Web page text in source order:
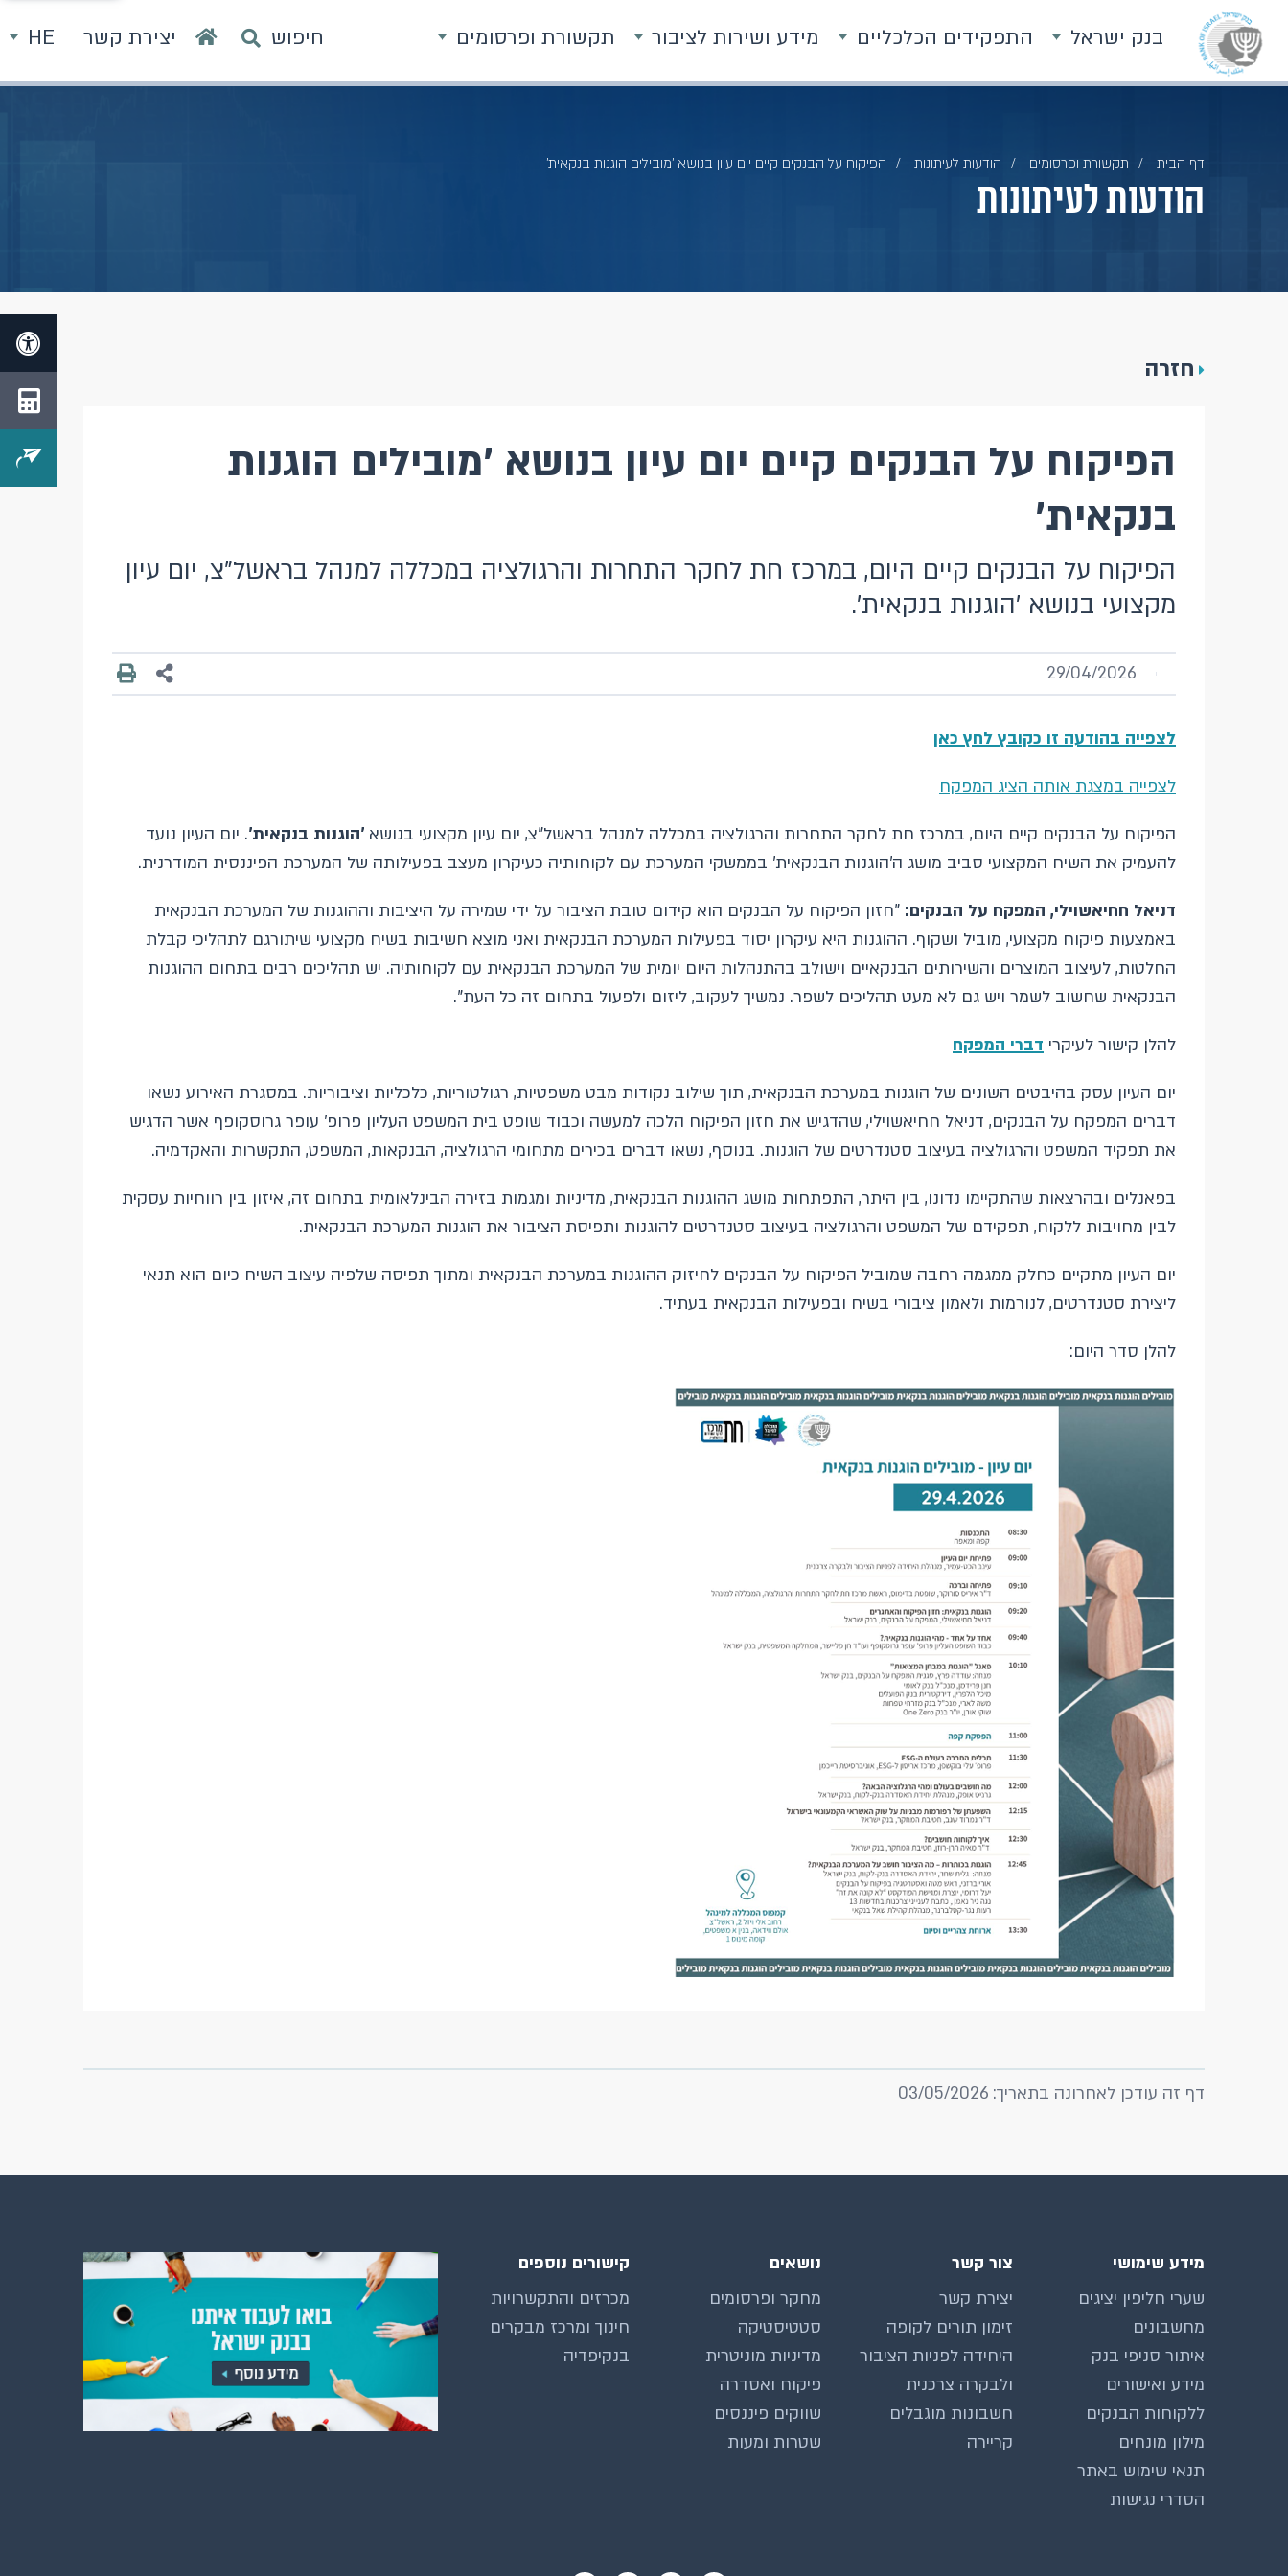
בנק ישראל התפקידים הכלכליים מידע ושירות לציבור תקשורת ופרסומים חיפוש יצירת קשר HE
דף הבית תקשורת ופרסומים הודעות לעיתונות הפיקוח על הבנקים קיים יום עיון בנושא 'מובילים הוגנות בנקאית'
הודעות לעיתונות
חזרה
הפיקוח על הבנקים קיים יום עיון בנושא 'מובילים הוגנות
בנקאית'
הפיקוח על הבנקים קיים היום, במרכז חת לחקר התחרות והרגולציה במכללה למנהל בראשל"צ, יום עיון
מקצועי בנושא 'הוגנות בנקאית'.
29/04/2026
לצפייה בהודעה זו כקובץ לחץ כאן
לצפייה במצגת אותה הציג המפקח
הפיקוח על הבנקים קיים היום, במרכז חת לחקר התחרות והרגולציה במכללה למנהל בראשל"צ, יום עיון מקצועי בנושא 'הוגנות בנקאית'. יום העיון נועד
להעמיק את השיח המקצועי סביב מושג ה'הוגנות הבנקאית' בממשקי המערכת עם לקוחותיה כעיקרון מעצב בפעילותה של המערכת הפיננסית המודרנית.
דניאל חחיאשוילי, המפקח על הבנקים: "חזון הפיקוח על הבנקים הוא קידום טובת הציבור על ידי שמירה על היציבות וההוגנות של המערכת הבנקאית
באמצעות פיקוח מקצועי, מוביל ושקוף. ההוגנות היא עיקרון יסוד בפעילות המערכת הבנקאית ואני מוצא חשיבות בשיח מקצועי שיתורגם לתהליכי קבלת
החלטות, לעיצוב המוצרים והשירותים הבנקאיים וישולב בהתנהלות היום יומית של המערכת הבנקאית עם לקוחותיה. יש תהליכים רבים בתחום ההוגנות
הבנקאית שחשוב לשמר ויש גם לא מעט תהליכים לשפר. נמשיך לעקוב, ליזום ולפעול בתחום זה כל העת".
להלן קישור לעיקרי דברי המפקח
יום העיון עסק בהיבטים השונים של הוגנות במערכת הבנקאית, תוך שילוב נקודות מבט משפטיות, רגולטוריות, כלכליות וציבוריות. במסגרת האירוע נשאו
דברים המפקח על הבנקים, דניאל חחיאשוילי, שהדגיש את חזון הפיקוח הלכה למעשה וכבוד שופט בית המשפט העליון פרופ' עופר גרוסקופף אשר הדגיש
את תפקיד המשפט והרגולציה בעיצוב סטנדרטים של הוגנות. בנוסף, נשאו דברים בכירים מתחומי הרגולציה, הבנקאות, המשפט, התקשרות והאקדמיה.
בפאנלים ובהרצאות שהתקיימו נדונו, בין היתר, התפתחות מושג ההוגנות הבנקאית, מדיניות ומגמות בזירה הבינלאומית בתחום זה, איזון בין רווחיות עסקית
לבין מחויבות ללקוח, תפקידם של המשפט והרגולציה בעיצוב סטנדרטים להוגנות ותפיסת הציבור את הוגנות המערכת הבנקאית.
יום העיון מתקיים כחלק ממגמה רחבה שמוביל הפיקוח על הבנקים לחיזוק ההוגנות במערכת הבנקאית ומתוך תפיסה שלפיה עיצוב השיח כיום הוא תנאי
ליצירת סטנדרטים, לנורמות ולאמון ציבורי בשיח ובפעילות הבנקאית בעתיד.
להלן סדר היום:
דף זה עודכן לאחרונה בתאריך: 03/05/2026
מידע שימושי
שערי חליפין יציגים
מחשבונים
איתור סניפי בנק
מידע ואישורים
ללקוחות הבנקים
מילון מונחים
תנאי שימוש באתר
הסדרי נגישות
צור קשר
יצירת קשר
זימון תורים לקופה
היחידה לפניות הציבור
ולבקרה צרכנית
חשבונות מוגבלים
קריירה
נושאים
מחקר ופרסומים
סטטיסטיקה
מדיניות מוניטרית
פיקוח ואסדרה
שווקים פיננסים
שטרות ומעות
קישורים נוספים
מכרזים והתקשרויות
חינוך ומרכז מבקרים
בנקיפדיה